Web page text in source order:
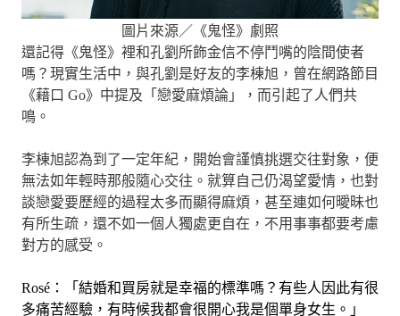
圖片來源／《鬼怪》劇照
還記得《鬼怪》裡和孔劉所飾金信不停鬥嘴的陰間使者
嗎？現實生活中，與孔劉是好友的李棟旭，曾在網路節目
《藉口 Go》中提及「戀愛麻煩論」，而引起了人們共
鳴。
李棟旭認為到了一定年紀，開始會謹慎挑選交往對象，便
無法如年輕時那般隨心交往。就算自己仍渴望愛情，也對
談戀愛要歷經的過程太多而顯得麻煩，甚至連如何曖昧也
有所生疏，還不如一個人獨處更自在，不用事事都要考慮
對方的感受。
Rosé：「結婚和買房就是幸福的標準嗎？有些人因此有很
多痛苦經驗，有時候我都會很開心我是個單身女生。」